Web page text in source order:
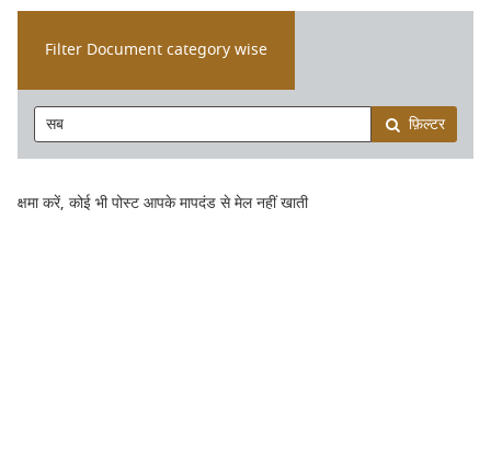
Filter Document category wise
फ़िल्टर
क्षमा करें, कोई भी पोस्ट आपके मापदंड से मेल नहीं खाती